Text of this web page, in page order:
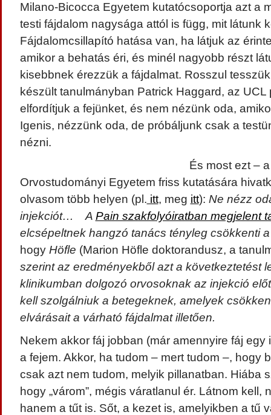
Milano-Bicocca Egyetem kutatócsoportja azt a
testi fájdalom nagysága attól is függ, mit látunk
Fájdalomcsillapító hatása van, ha látjuk az
amikor a behatás éri, és minél nagyobb részt
kisebbnek érezzük a fájdalmat. Rosszul
készült tanulmányban Patrick Haggard, az UCL
elfordítjuk a fejünket, és nem nézünk oda,
Igenis, nézzünk oda, de próbáljunk csak a
nézni.
És most ezt –
Orvostudományi Egyetem friss kutatására
olvasom több helyen (pl. itt, meg itt): Ne nézz
injekciót… A Pain szakfolyóiratban megjelent
elcsépeltnek hangzó tanács tényleg csökkenti
hogy Höfle (Marion Höfle doktorandusz, a
szerint az eredményekből azt a következtetést
klinikumban dolgozó orvosoknak az injekció
kell szolgálniuk a betegeknek, amelyek
elvárásait a várható fájdalmat illetően.
Nekem akkor fáj jobban (már amennyire fáj egy
a fejem. Akkor, ha tudom – mert tudom –, hogy
csak azt nem tudom, melyik pillanatban. Hiába
hogy „várom”, mégis váratlanul ér. Látnom kell,
hanem a tűt is. Sőt, a kezet is, amelyikben a tű